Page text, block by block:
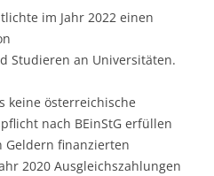
im Jahr 2022 einen
Studieren an Universitäten.
keine österreichische
nach BEinStG erfüllen
Geldern finanzierten
2020 Ausgleichszahlungen